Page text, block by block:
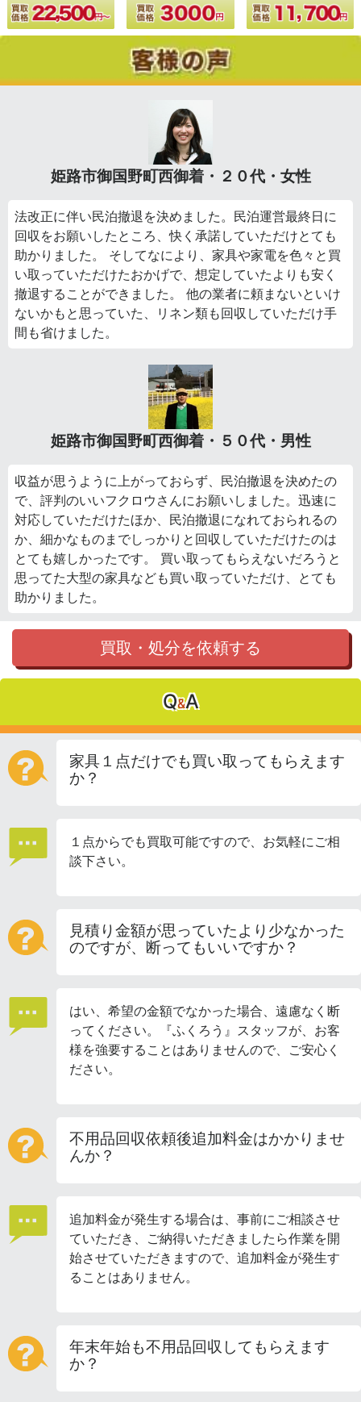
姫路市御国野町西御着・２０代・女性
法改正に伴い民泊撤退を決めました。民泊運営最終日に
回収をお願いしたところ、快く承諾していただけとても
助かりました。 そしてなにより、家具や家電を色々と買
い取っていただけたおかげで、想定していたよりも安く
撤退することができました。 他の業者に頼まないといけ
ないかもと思っていた、リネン類も回収していただけ手
間も省けました。
姫路市御国野町西御着・５０代・男性
収益が思うように上がっておらず、民泊撤退を決めたの
で、評判のいいフクロウさんにお願いしました。迅速に
対応していただけたほか、民泊撤退になれておられるの
か、細かなものまでしっかりと回収していただけたのは
とても嬉しかったです。 買い取ってもらえないだろうと
思ってた大型の家具なども買い取っていただけ、とても
助かりました。
買取・処分を依頼する
Q&A
家具１点だけでも買い取ってもらえます
か？
１点からでも買取可能ですので、お気軽にご相
談下さい。
見積り金額が思っていたより少なかった
のですが、断ってもいいですか？
はい、希望の金額でなかった場合、遠慮なく断
ってください。『ふくろう』スタッフが、お客
様を強要することはありませんので、ご安心く
ださい。
不用品回収依頼後追加料金はかかりませ
んか？
追加料金が発生する場合は、事前にご相談させ
ていただき、ご納得いただきましたら作業を開
始させていただきますので、追加料金が発生す
ることはありません。
年末年始も不用品回収してもらえます
か？